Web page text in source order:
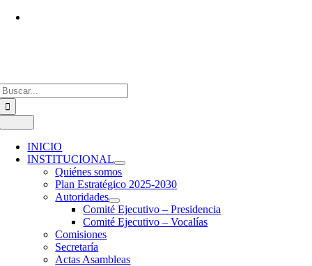
Saltar
Navigation
INICIO
INSTITUCIONAL
Quiénes somos
Plan Estratégico 2025-2030
Autoridades
Comité Ejecutivo – Presidencia
Comité Ejecutivo – Vocalías
Comisiones
Secretaría
Actas Asambleas